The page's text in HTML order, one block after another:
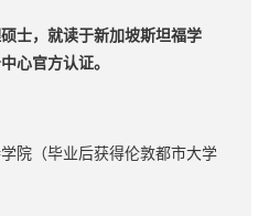
士，就读于新加坡斯坦福学
心官方认证。
院（毕业后获得伦敦都市大学